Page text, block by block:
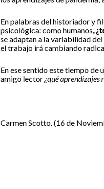
En palabras del historiador y
psicológica: como humanos,
se adaptan a la variabilidad
el trabajo irá cambiando
En ese sentido este tiempo de
amigo lector¿qué aprendizajes
Carmen Scotto. (16 de